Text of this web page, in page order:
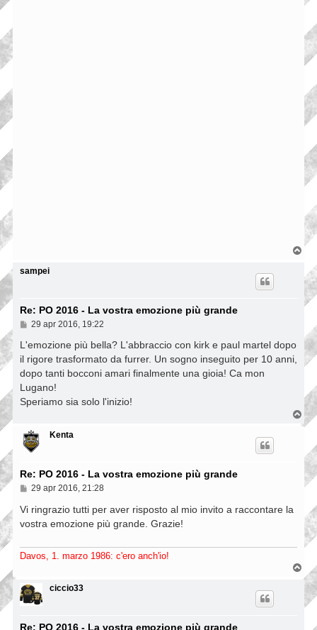
T
sampei
Re: PO 2016 - La vostra emozione più grande
M
s
s
a
g
i
o
29 apr 2016, 19:22
L'emozione più bella? L'abbraccio con kirk e paul martel dopo
il rigore trasformato da furrer. Un sogno inseguito per 10 anni,
dopo tanti bocconi amari finalmente una gioia! Ca mon
Lugano!
Speriamo sia solo l'inizio!
T
o
Kenta
Re: PO 2016 - La vostra emozione più grande
M
s
a
g
i
29 apr 2016, 21:28
Vi ringrazio tutti per aver risposto al mio invito a raccontare la
vostra emozione più grande. Grazie!
Davos, 1. marzo 1986: c'ero anch'io!
o
ciccio33
Re: PO 2016 - La vostra emozione più grande